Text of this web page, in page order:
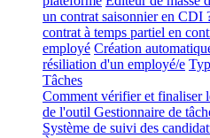
un contrat saisonnier en CDI
contrat à temps partiel en
employé Création
résiliation d'un employé/e
Tâches
Comment vérifier et finaliser
de l'outil Gestionnaire de
Système de suivi des